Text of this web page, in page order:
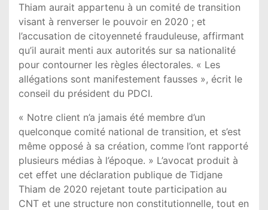
Thiam aurait appartenu à un comité de transition
visant à renverser le pouvoir en 2020 ; et
l’accusation de citoyenneté frauduleuse, affirmant
qu’il aurait menti aux autorités sur sa nationalité
pour contourner les règles électorales. « Les
allégations sont manifestement fausses », écrit le
conseil du président du PDCI.
« Notre client n’a jamais été membre d’un
quelconque comité national de transition, et s’est
même opposé à sa création, comme l’ont rapporté
plusieurs médias à l’époque. » L’avocat produit à
cet effet une déclaration publique de Tidjane
Thiam de 2020 rejetant toute participation au
CNT et une structure non constitutionnelle, tout en